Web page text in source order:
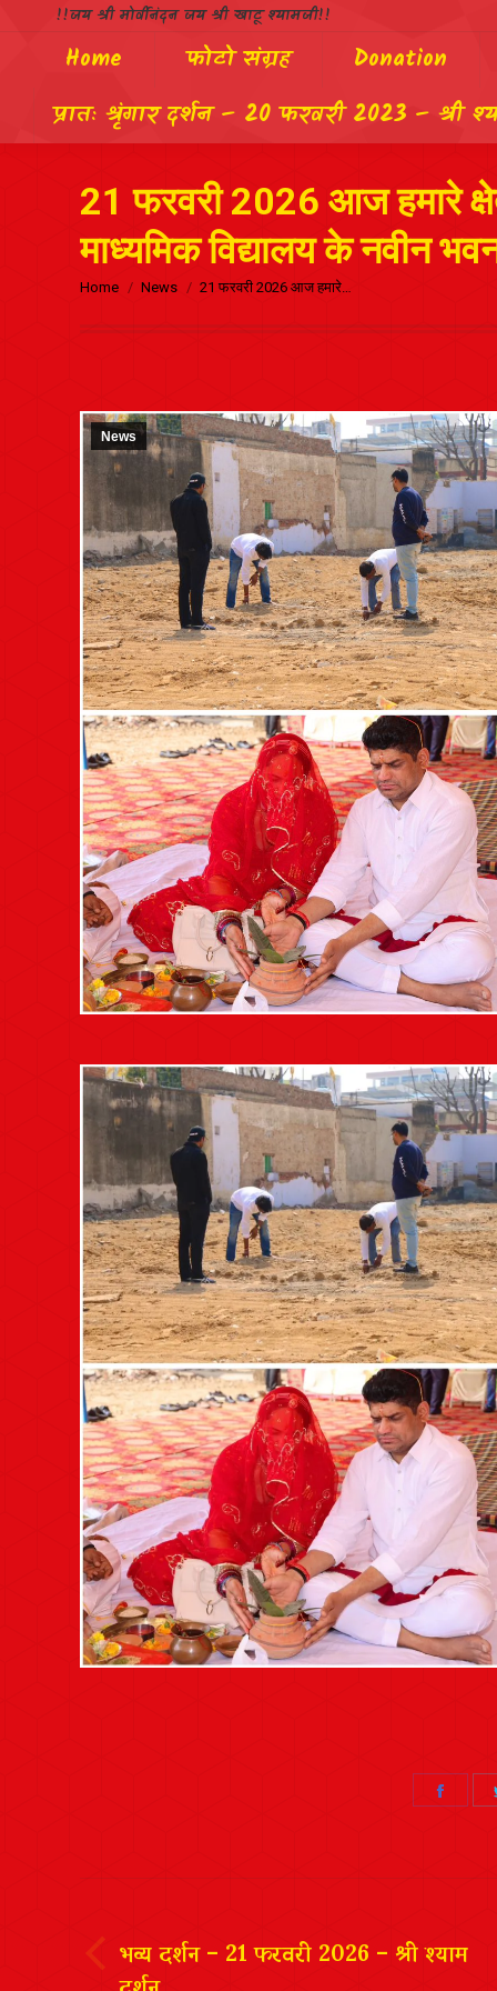
!!जय श्री मोर्वीनंदन जय श्री खाटू श्यामजी!!
Home फोटो संग्रह
Donation
प्रातः श्रृंगार दर्शन – 20 फरवरी 2023 – श्री
21 फरवरी 2026 आज हमारे
माध्यमिक विद्यालय के नवीन
Home News 21 फरवरी 2026 आज हमारे…
News
Share
भव्य दर्शन – 21 फरवरी 2026 – श्री श्याम